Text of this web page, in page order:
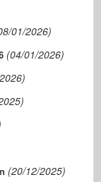
01/2026)
(04/01/2026)
(20/12/2025)